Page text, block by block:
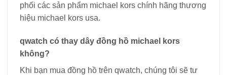
phối các sản phẩm michael kors chính hãng thương
hiệu michael kors usa.
qwatch có thay dây đồng hồ michael kors
không?
Khi bạn mua đồng hồ trên qwatch, chúng tôi sẽ tư